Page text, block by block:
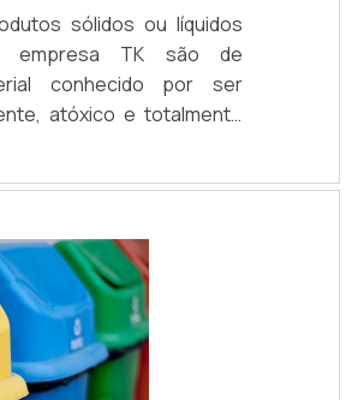
sólidos ou líquidos
empresa TK são de
conhecido por ser
atóxico e totalmente
aptidõesEssas
líquidos são dotados
fácil, rápida e
04 rodízios, sendo
fixos e disponíveis em
e medidas.Quer saber
e solicite sem